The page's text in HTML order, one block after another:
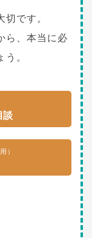
です。
ら、本当に必
。
談
）